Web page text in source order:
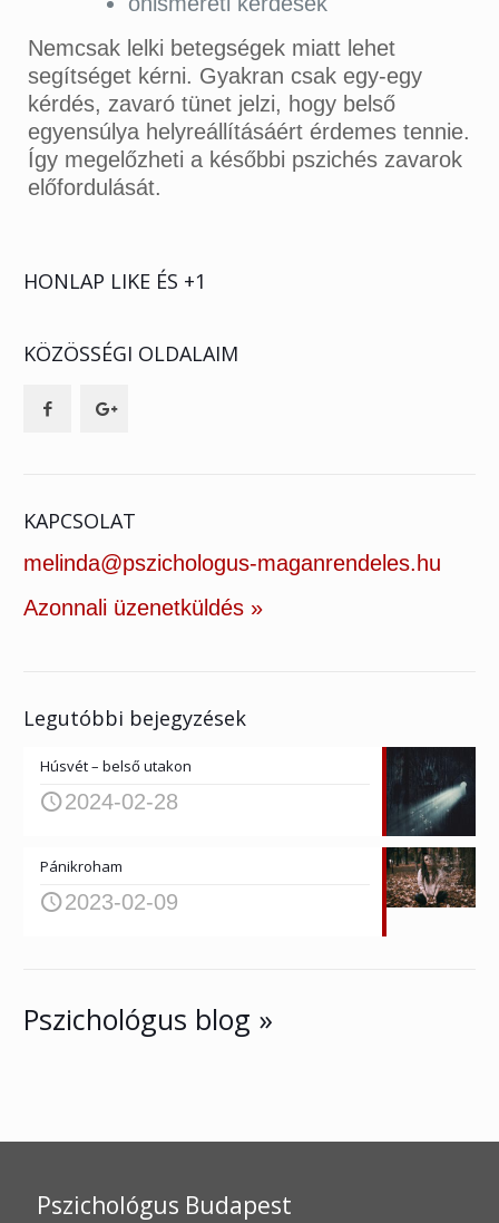
Nemcsak lelki betegségek miatt lehet
segítséget kérni. Gyakran csak egy-egy
kérdés, zavaró tünet jelzi, hogy belső
egyensúlya helyreállításáért érdemes tennie.
Így megelőzheti a későbbi pszichés zavarok
előfordulását.
HONLAP LIKE ÉS +1
KÖZÖSSÉGI OLDALAIM
KAPCSOLAT
melinda@pszichologus-maganrendeles.hu
Azonnali üzenetküldés »
Legutóbbi bejegyzések
Húsvét – belső utakon
2024-02-28
Pánikroham
2023-02-09
Pszichológus blog »
Pszichológus Budapest